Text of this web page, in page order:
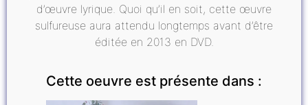
d’œuvre lyrique. Quoi qu’il en soit, cette œuvre
sulfureuse aura attendu longtemps avant d’être
éditée en 2013 en DVD.
Cette oeuvre est présente dans :